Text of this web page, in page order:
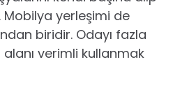
yerleşimi de
biridir. Odayı fazla
verimli kullanmak